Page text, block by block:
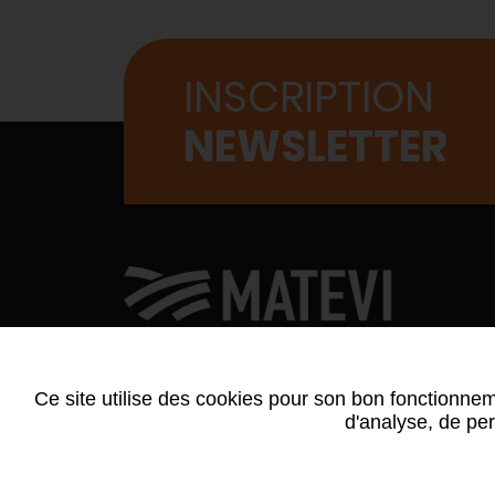
Ce site utilise des cookies pour son bon
d'analyse, de
INSCRIPTION
NEWSLETTER
Contactez-nous